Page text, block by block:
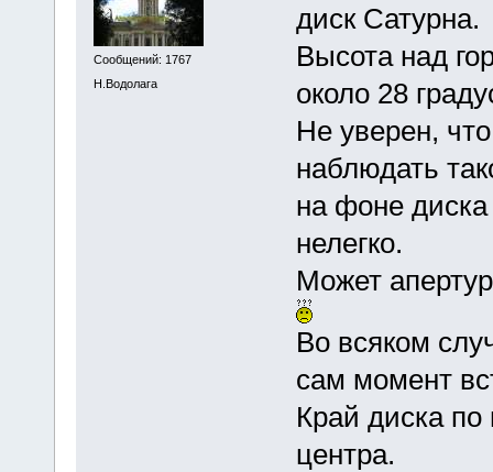
Сообщений: 1767
Н.Водолага
диск Сатурна.
Высота над
около 28
Не уверен,
наблюдать
на фоне
нелегко.
Может
Во всяком
сам момент
Край диска по
центра.